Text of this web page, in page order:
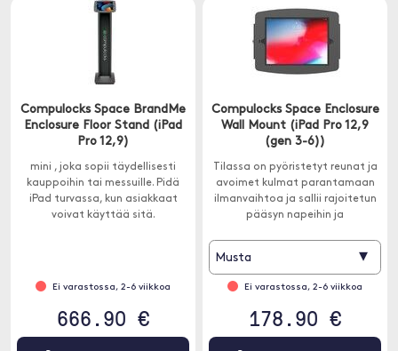
Compulocks Space BrandMe
Enclosure Floor Stand (iPad
Pro 12,9)
mini , joka sopii täydellisesti
kauppoihin tai messuille. Pidä
iPad turvassa, kun asiakkaat
voivat käyttää sitä.
Ei varastossa, 2-6 viikkoa
666.90 €
Compulocks Space Enclosure
Wall Mount (iPad Pro 12,9
(gen 3-6))
Tilassa on pyöristetyt reunat ja
avoimet kulmat parantamaan
ilmanvaihtoa ja sallii rajoitetun
pääsyn napeihin ja
Musta ▾
Ei varastossa, 2-6 viikkoa
178.90 €